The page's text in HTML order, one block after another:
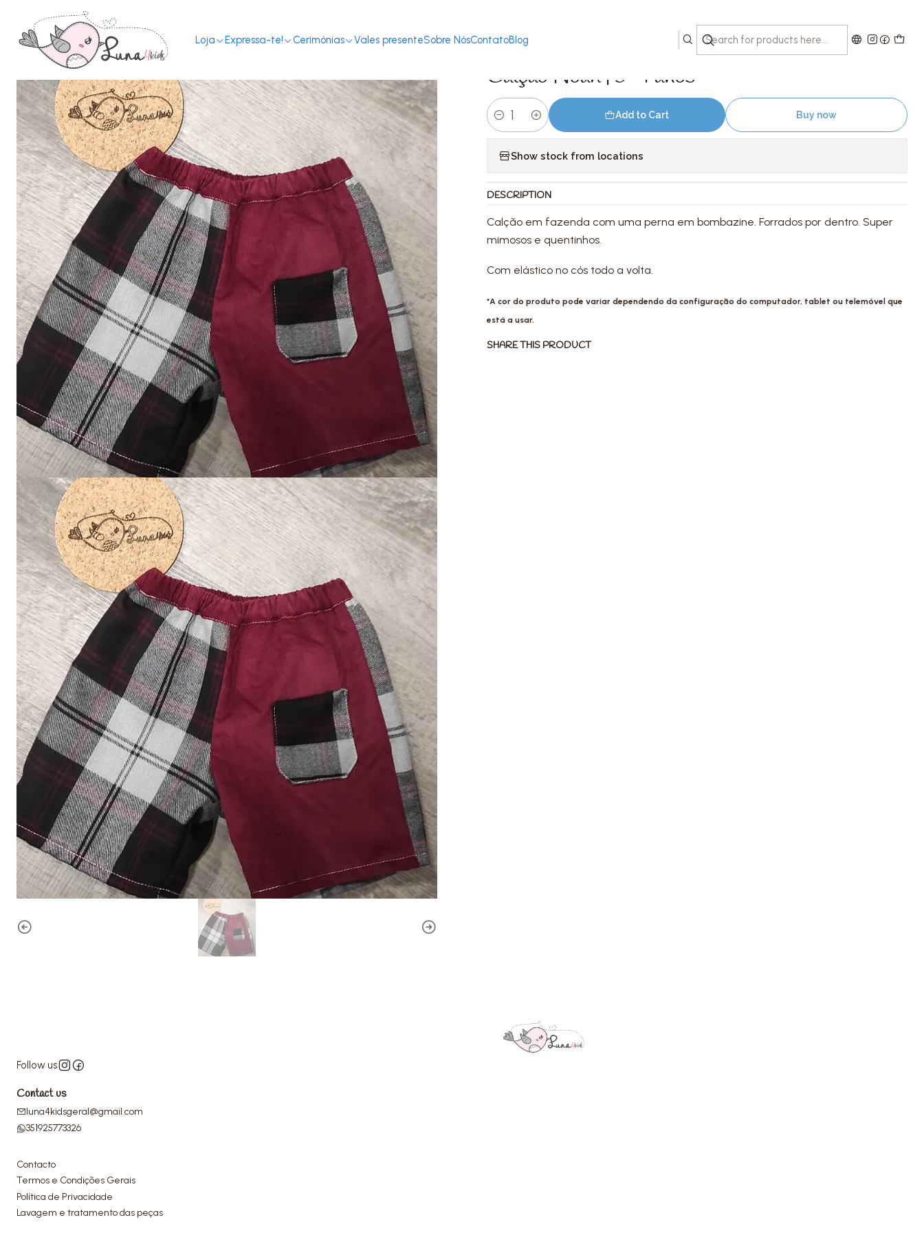
Loja Expressa-te! Cerimónias Vales presenteSobre NósContatoBlog
Calção Noah | 3-4 anos
Quantity
Add to Cart Buy now
Show stock from locations
DESCRIPTION
Calção em fazenda com uma perna em bombazine. Forrados por dentro. Super
mimosos e quentinhos.
Com elástico no cós todo a volta.
*A cor do produto pode variar dependendo da configuração do computador, tablet ou telemóvel que
está a usar.
SHARE THIS PRODUCT
Follow us
Contact us
luna4kidsgeral@gmail.com
351925773326
Contacto
Termos e Condições Gerais
Política de Privacidade
Lavagem e tratamento das peças